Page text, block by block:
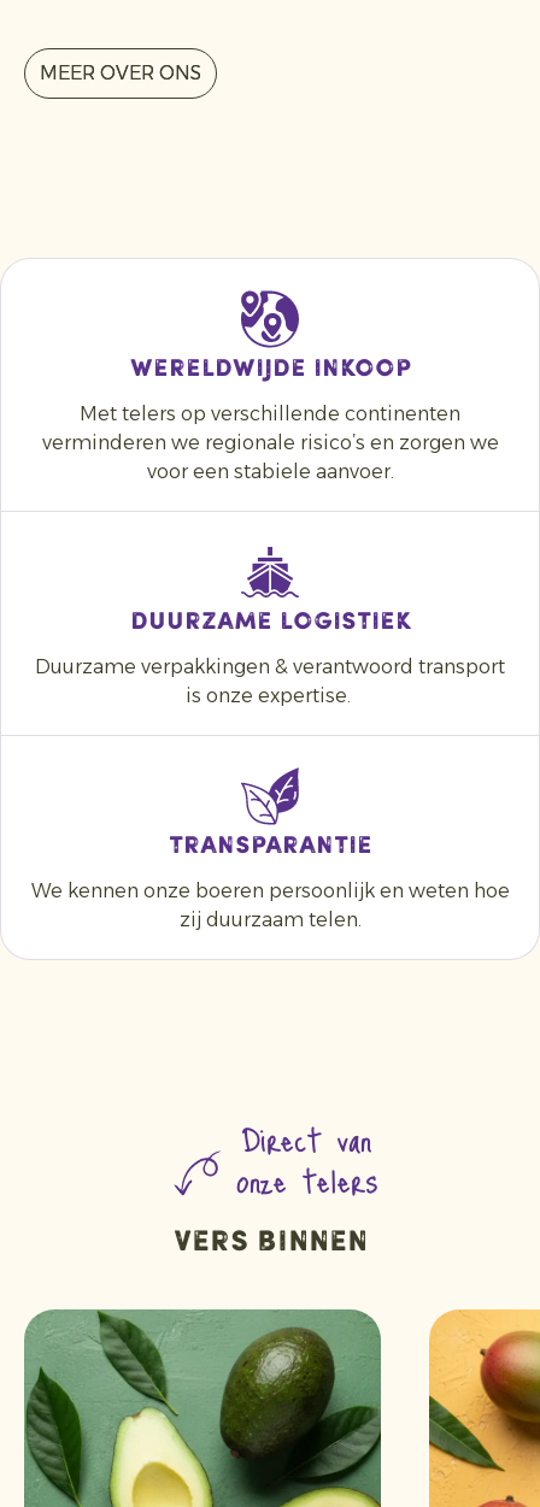
MEER OVER ONS
Wereldwijde inkoop
Met telers op verschillende continenten
verminderen we regionale risico’s en zorgen we
voor een stabiele aanvoer.
DUURZAME LOGISTIEK
Duurzame verpakkingen & verantwoord transport
is onze expertise.
Transparantie
We kennen onze boeren persoonlijk en weten hoe
zij duurzaam telen.
Direct van
onze telers
vers binnen